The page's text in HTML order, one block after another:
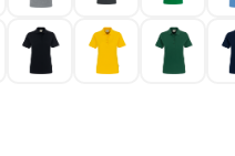
010
schwarz 005sonne 035tanne